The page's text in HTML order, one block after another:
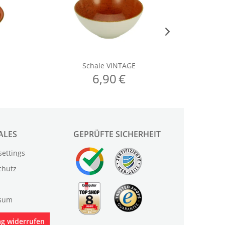
widerrufen
GEPRÜFTE SICHERHEIT